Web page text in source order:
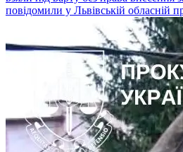
повідомили у Львівській обласній